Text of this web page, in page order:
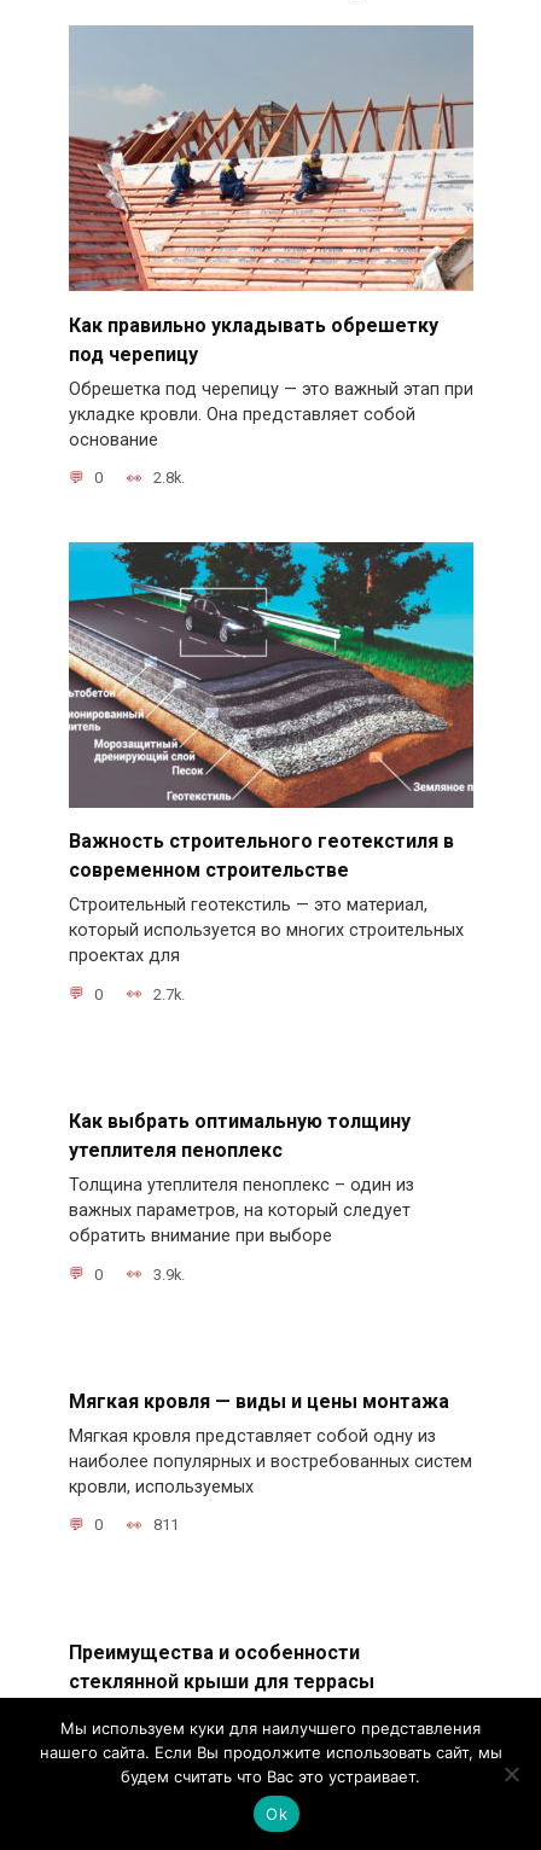
Как правильно укладывать обрешетку
под черепицу
Обрешетка под черепицу — это важный этап при
укладке кровли. Она представляет собой
основание
0 2.8k.
Важность строительного геотекстиля в
современном строительстве
Строительный геотекстиль — это материал,
который используется во многих строительных
проектах для
0 2.7k.
Как выбрать оптимальную толщину
утеплителя пеноплекс
Толщина утеплителя пеноплекс – один из
важных параметров, на который следует
обратить внимание при выборе
0 3.9k.
Мягкая кровля — виды и цены монтажа
Мягкая кровля представляет собой одну из
наиболее популярных и востребованных систем
кровли, используемых
0 811
Преимущества и особенности
стеклянной крыши для террасы
стеклянной крыши для террасы — это
элегантность и стиль.
Мы используем куки для наилучшего представления
нашего сайта. Если Вы продолжите использовать сайт, мы
будем считать что Вас это устраивает.
Ok